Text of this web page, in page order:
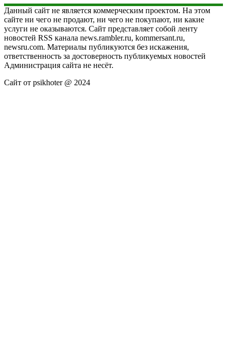
Данный сайт не является коммерческим проектом. На этом
сайте ни чего не продают, ни чего не покупают, ни какие
услуги не оказываются. Сайт представляет собой ленту
новостей RSS канала news.rambler.ru, kommersant.ru,
newsru.com. Материалы публикуются без искажения,
ответственность за достоверность публикуемых новостей
Администрация сайта не несёт.
Сайт от psikhoter @ 2024